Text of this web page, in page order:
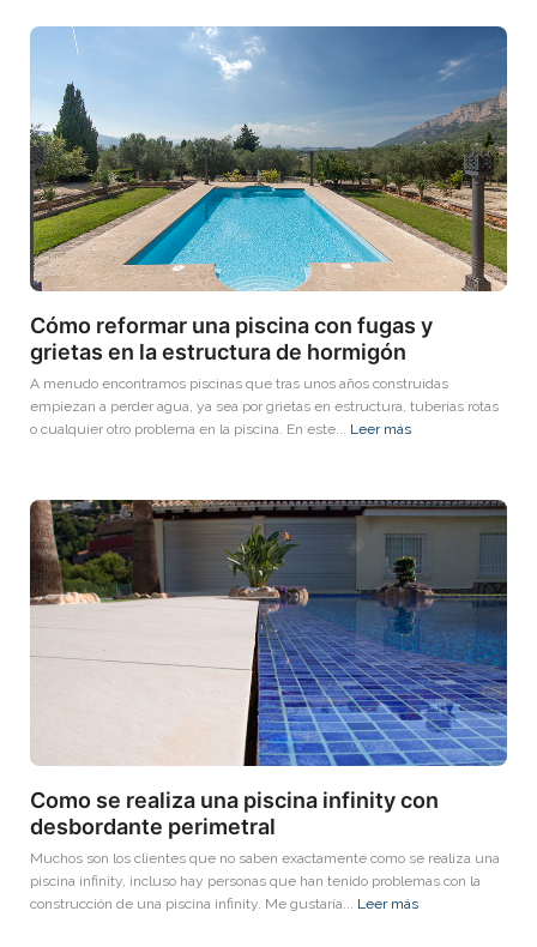
Cómo reformar una piscina con fugas y
grietas en la estructura de hormigón
A menudo encontramos piscinas que tras unos años construidas
empiezan a perder agua, ya sea por grietas en estructura, tuberías rotas
o cualquier otro problema en la piscina. En este... Leer más
Como se realiza una piscina infinity con
desbordante perimetral
Muchos son los clientes que no saben exactamente como se realiza una
piscina infinity, incluso hay personas que han tenido problemas con la
construcción de una piscina infinity. Me gustaría... Leer más